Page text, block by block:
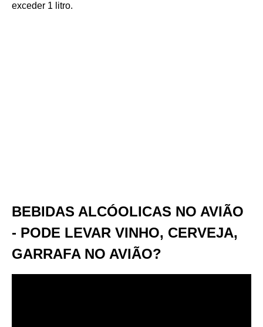
exceder 1 litro.
BEBIDAS ALCÓOLICAS NO AVIÃO
- PODE LEVAR VINHO, CERVEJA,
GARRAFA NO AVIÃO?